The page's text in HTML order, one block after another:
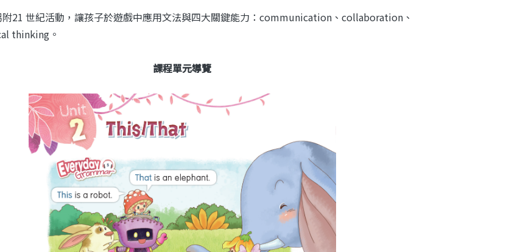
21 世紀活動，讓孩子於遊戲中應用文法與四大關鍵能力：communication、collaboration、
thinking。
課程單元導覽